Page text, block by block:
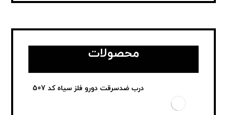
محصولات
درب ضدسرقت دورو فلز سیاه کد 507